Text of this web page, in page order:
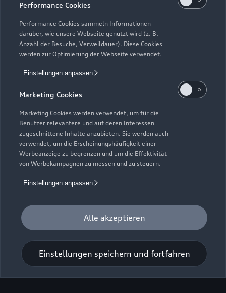
Performance Cookies
Performance Cookies sammeln Informationen
darüber, wie unsere Webseite genutzt wird (z. B.
Anzahl der Besuche, Verweildauer). Diese Cookies
werden zur Optimierung der Webseite verwendet.
Einstellungen anpassen
Marketing Cookies
Marketing Cookies werden verwendet, um für die
Benutzer relevantere und auf deren Interessen
zugeschnittene Inhalte anzubieten. Sie werden auch
verwendet, um die Erscheinungshäufigkeit einer
Werbeanzeige zu begrenzen und um die Effektivität
von Werbekampagnen zu messen und zu steuern.
Einstellungen anpassen
Alle akzeptieren
Einstellungen speichern und fortfahren
Kemptener Straße 52
88316 Isny
kontakt@seitz-isny.net
Kontaktdaten herunterladen
Öffnungszeiten
Verkauf
Geschlossen,öffnet amDonnerstag
08:00